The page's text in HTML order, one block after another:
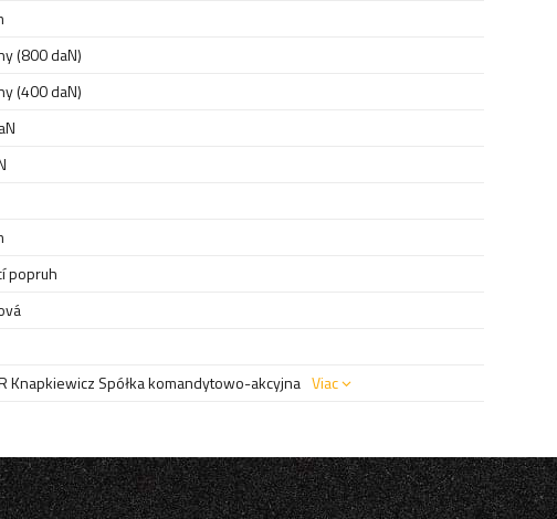
(800 daN)
(400 daN)
popruh
Knapkiewicz Spółka komandytowo-akcyjna Viac